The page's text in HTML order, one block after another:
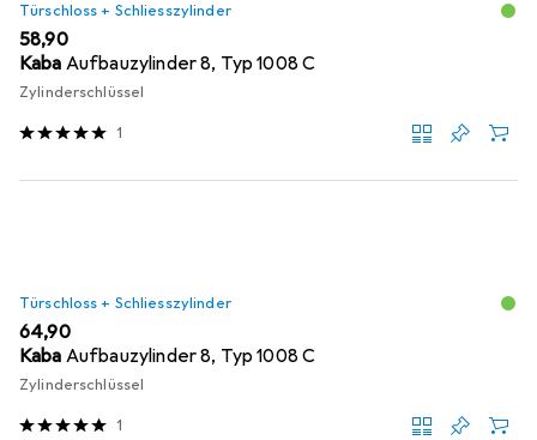
Türschloss + Schliesszylinder
EUR
58,90
Kaba Aufbauzylinder 8, Typ 1008 C
Zylinderschlüssel
1
Türschloss + Schliesszylinder
EUR
64,90
Kaba Aufbauzylinder 8, Typ 1008 C
Zylinderschlüssel
1